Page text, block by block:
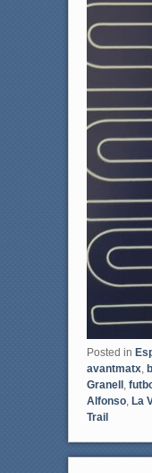
Posted in
avantmatx,
Granell,
Alfonso, La
Trail